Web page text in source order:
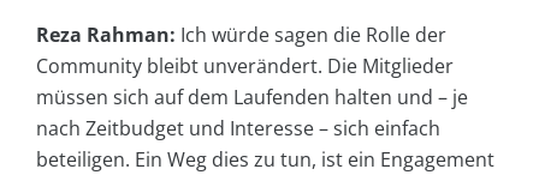
Reza Rahman: Ich würde sagen die Rolle der
Community bleibt unverändert. Die Mitglieder
müssen sich auf dem Laufenden halten und – je
nach Zeitbudget und Interesse – sich einfach
beteiligen. Ein Weg dies zu tun, ist ein Engagement